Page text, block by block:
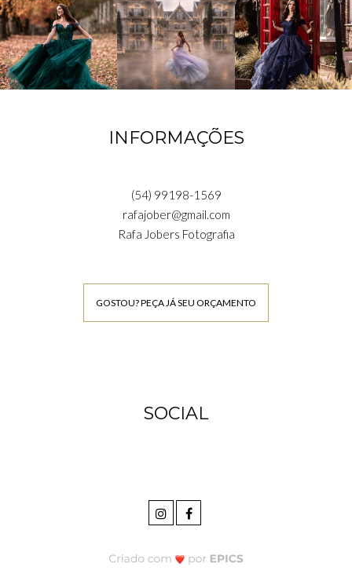
INFORMAÇÕES
(54) 99198-1569
rafajober@gmail.com
Rafa Jobers Fotografia
GOSTOU? PEÇA JÁ SEU ORÇAMENTO
SOCIAL